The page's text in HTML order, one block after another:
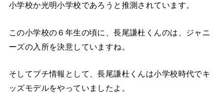
小学校か光明小学校であろうと推測されています。
この小学校の６年生の頃に、長尾謙杜くんのは、ジャニ
ーズの入所を決意していますね。
そしてプチ情報として、長尾謙杜くんは小学校時代でキ
ッズモデルをやっていましたよ。